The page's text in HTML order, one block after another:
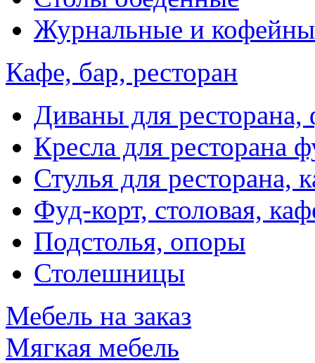
Журнальные и
Кафе, бар, ресторан
Диваны для ресторана,
Кресла для ресторана
Стулья для ресторана,
Фуд-корт, столовая,
Подстолья, опоры
Столешницы
Мебель на заказ
Мягкая мебель